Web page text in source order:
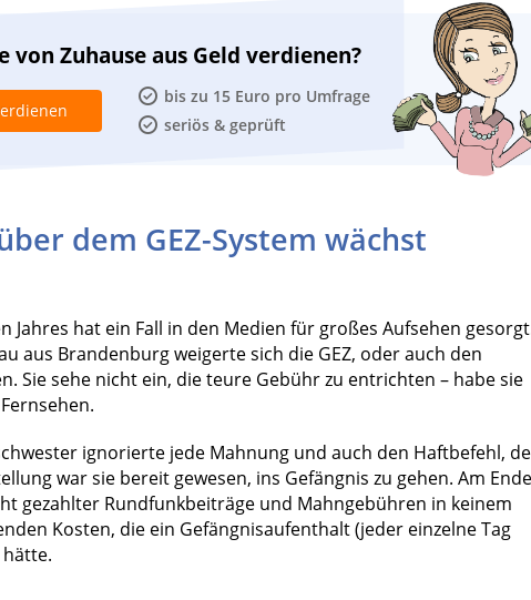
von Zuhause aus Geld verdienen?
bis zu 15 Euro pro Umfrage
seriös & geprüft
dem GEZ-System wächst
Jahres hat ein Fall in den Medien für großes Aufsehen
aus Brandenburg weigerte sich die GEZ, oder auch den
Sie sehe nicht ein, die teure Gebühr zu entrichten – habe sie
ignorierte jede Mahnung und auch den Haftbefehl,
war sie bereit gewesen, ins Gefängnis zu gehen. Am Ende
gezahlter Rundfunkbeiträge und Mahngebühren in keinem
Kosten, die ein Gefängnisaufenthalt (jeder einzelne Tag
Erschreckend: Asylbewerber